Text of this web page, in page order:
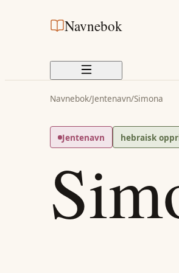
Navnebok
Navnebok/Jentenavn/Simona
Jentenavn hebraisk